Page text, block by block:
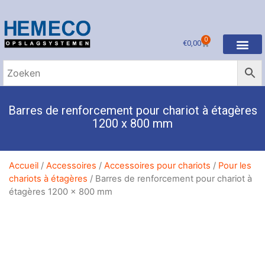
€0,00 0
Barres de renforcement pour chariot à étagères
1200 x 800 mm
Accueil / Accessoires / Accessoires pour chariots / Pour les
chariots à étagères / Barres de renforcement pour chariot à
étagères 1200 x 800 mm